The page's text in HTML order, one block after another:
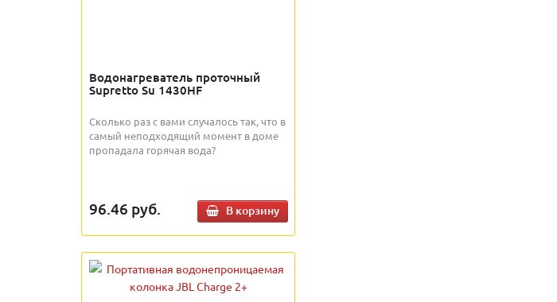
Водонагреватель проточный
Supretto Su 1430HF
Сколько раз с вами случалось так, что в
самый неподходящий момент в доме
пропадала горячая вода?
96.46 руб. В корзину